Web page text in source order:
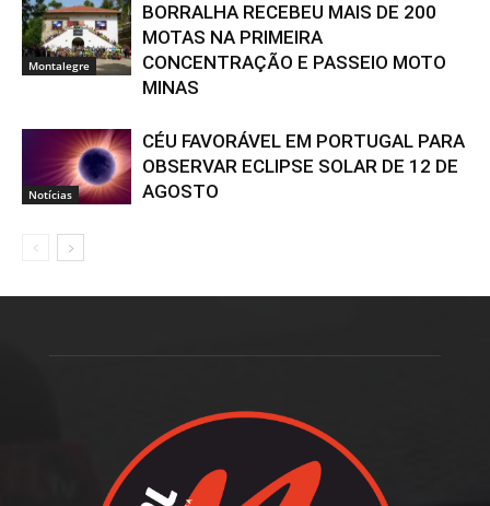
Montalegre
BORRALHA RECEBEU MAIS DE 200
MOTAS NA PRIMEIRA
CONCENTRAÇÃO E PASSEIO MOTO
MINAS
Notícias
CÉU FAVORÁVEL EM PORTUGAL PARA
OBSERVAR ECLIPSE SOLAR DE 12 DE
AGOSTO